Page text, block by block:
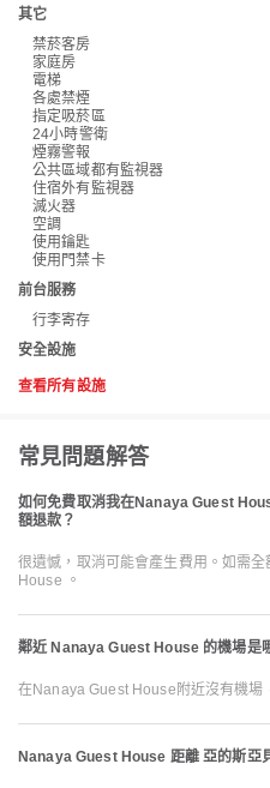
其它
禁菸客房
家庭房
電梯
各處禁煙
指定吸菸區
24小時警衛
煙霧警報
公共區域都有監視器
住宿外有監視器
滅火器
空調
使用鑰匙
使用門禁卡
前台服務
行李寄存
安全設施
查看所有設施
常見問題解答
如何免費取消我在Nanaya Guest
額退款？
很遺憾，取消可能會產生費用。如需
House 。
鄰近 Nanaya Guest House 的機場是
在Nanaya Guest House附近沒有機場
Nanaya Guest House 距離 亞的斯亞